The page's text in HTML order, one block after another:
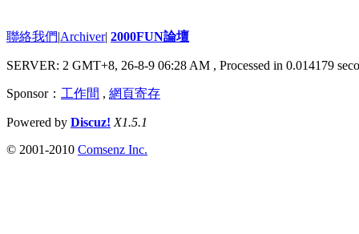
聯絡我們|Archiver| 2000FUN論壇
SERVER: 2 GMT+8, 26-8-9 06:28 AM , Processed in 0.014179
Sponsor： 工作間 , 網頁寄存
Powered by Discuz! X1.5.1
© 2001-2010 Comsenz Inc.